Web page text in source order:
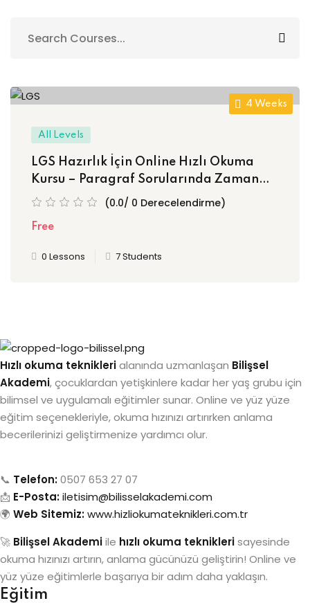
4 Weeks
All Levels
LGS Hazırlık İçin Online Hızlı Okuma
Kursu – Paragraf Sorularında Zaman
Kazan, Netlerini Artır!(0.0/ 0 Derecelendirme)
Free
0 Lessons 7 Students
Hızlı okuma tekniklerialanında uzmanlaşan Bilişsel
Akademi, çocuklardan yetişkinlere kadar her yaş grubu için
bilimsel ve uygulamalı eğitimler sunar. Online ve yüz yüze
eğitim seçenekleriyle, okuma hızınızı artırırken anlama
becerilerinizi geliştirmenize yardımcı olur.
📞 Telefon:0507 653 27 07
📩 E-Posta:iletisim@bilisselakademi.com
🌍 Web Sitemiz:www.hizliokumateknikleri.com.tr
🚀 Bilişsel Akademiile hızlı okuma tekniklerisayesinde
okuma hızınızı artırın, anlama gücünüzü geliştirin! Online ve
yüz yüze eğitimlerle başarıya bir adım daha yaklaşın.
Eğitim
Already have an account?